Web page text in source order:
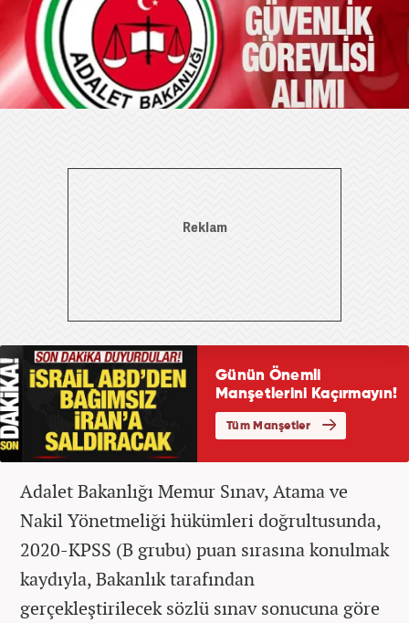
Adalet Bakanlığı Memur Sınav, Atama ve
Nakil Yönetmeliği hükümleri doğrultusunda,
2020-KPSS (B grubu) puan sırasına konulmak
kaydıyla, Bakanlık tarafından
gerçekleştirilecek sözlü sınav sonucuna göre